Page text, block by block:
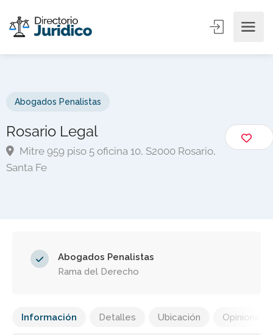
Abogados Penalistas
Rosario Legal
Mitre 959 piso 5 oficina 10, S2000 Rosario,
Santa Fe
Abogados Penalistas
Rama del Derecho
Información Detalles Ubicación Opiniones